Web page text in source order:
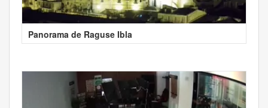
Panorama de Raguse Ibla